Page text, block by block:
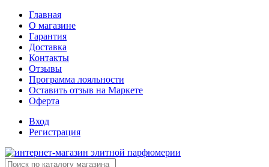
Главная
О магазине
Гарантия
Доставка
Контакты
Отзывы
Программа лояльности
Оставить отзыв на Маркете
Оферта
Вход
Регистрация